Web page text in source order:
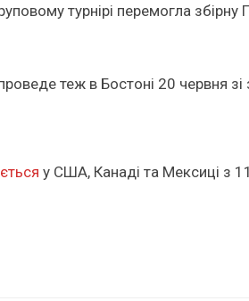
турнірі перемогла
теж в Бостоні 20 червня
у США, Канаді та Мексиці з